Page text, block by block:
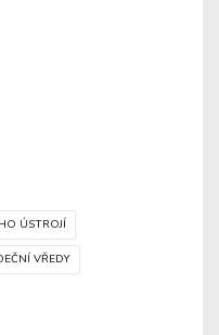
ÚSTROJÍ
VŘEDY